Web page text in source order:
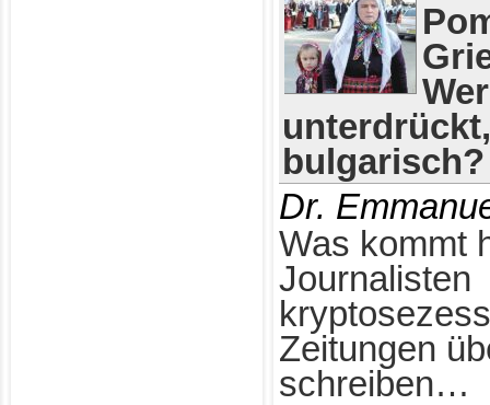
bulgarisch?
Dr.
Was kommt
Journalisten
Zeitungen
schreiben…